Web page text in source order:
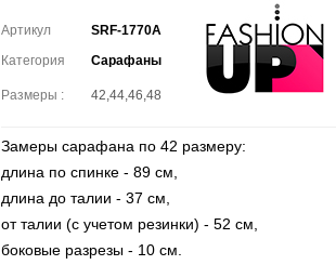
Артикул
SRF-1770A
Категория
Сарафаны
Размеры : 42,44,46,48
Замеры сарафана по 42 размеру:
длина по спинке - 89 см,
длина до талии - 37 см,
от талии (с учетом резинки) - 52 см,
боковые разрезы - 10 см.